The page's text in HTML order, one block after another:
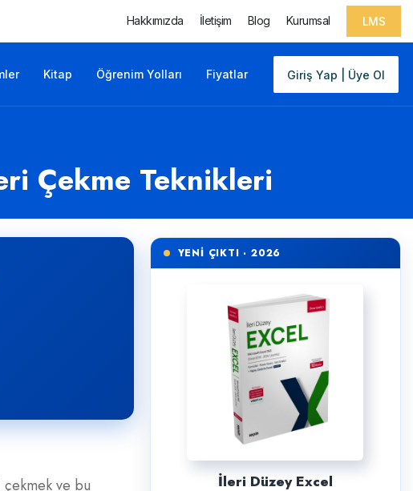
Hakkımızda İletişim Blog Kurumsal LMS
Giriş Yap | Üye Ol
Kitap Öğrenim Yolları Fiyatlar
Çekme Teknikleri
ve bu
YENİ ÇIKTI · 2026
İleri Düzey Excel